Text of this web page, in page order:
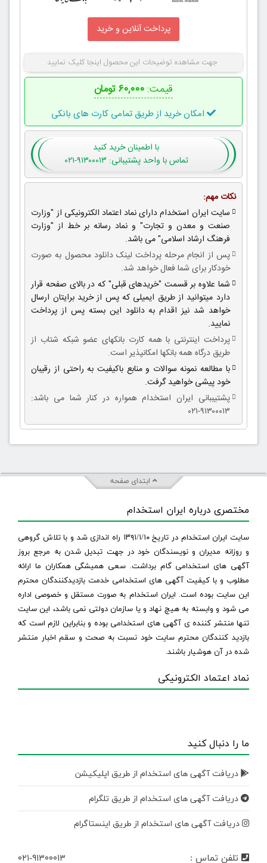
جهت مشاهده توضیحات این محصول اینجا کلیک نمایید
قیمت: ۶۰,۰۰۰ تومان
امکان خرید از طریق تمامی کارت های بانکی
با اطمینانخرید کنید
تماس با واحد پشتیبانی: ۹۱۳۰۰۰۱۳-۰۲۱
نکات مهم:
سایت ایران استخدام دارای نماد اعتماد الکترونیکی از "وزارت
صنعت و معدن و تجارت" و نماد رسانه بر خط از "وزارت
فرهنگ ارشاد اسلامی" می باشد.
پس از انجام مرحله پرداخت لینک دانلود محصول به صورت
خودکار برای شما فعال خواهد شد.
شما علاوه بر قسمت "خریدهای قبلی" که در بالای صفحه قرار
دارد میتوانید از طریق ایمیلی که پس از خرید برایتان ارسال
خواهد شد نیز اقدام به دانلود این بسته پس از پرداخت
نمایید.
پرداخت اینترنتی با همه کارت بانکهای عضو شبکه شتاب از
طریق درگاه همه بانکها امکانپذیر است.
با مطالعه نمونه سوالات و منابع باکیفیت به راحتی از رقیبان
خود پیشی خواهید گرفت.
پشتیببانی ایران استخدام همواره در کنار شما می باشد:
۹۱۳۰۰۰۱۳-۰۲۱
ابتدای صفحه
مختصری درباره ایران استخدام
سایت ایران استخدام در تاریخ ۱۳۹۱/۱/۱۰ راه اندازی شد و با تلاش گروهی
و روزانه مدیران و نویسندگان خود در جهت تبدیل شدن به مرجع بروز
آگهی های استخدامی گام برداشت. سعی همیشگی همکاران ما ارائه
مطلوب و با کیفیت آگهی های استخدامی خدمت بازدیدکنندگان محترم
این سایت بوده است. ایران استخدام به صورت مستقل و خصوصی اداره
می شود و وابسته به هیچ نهاد و یا سازمان دولتی نمی باشد، این سایت
تنها منتشر کننده ی آگهی های استخدامی بوده و بنابراین لازم است که
بازدید کنندگان محترم سایت خود نسبت به صحت و سقم اخبار منتشر
شده در آن هوشیار باشند.
نماد اعتماد الکترونیکی
ما را دنبال کنید
دریافت آگهی های استخدام از طریق اپلیکیشن
دریافت آگهی های استخدام از طریق تلگرام
دریافت آگهی های استخدام از طریق اینستاگرام
تلفن تماس : ۰۲۱-۹۱۳۰۰۰۱۳